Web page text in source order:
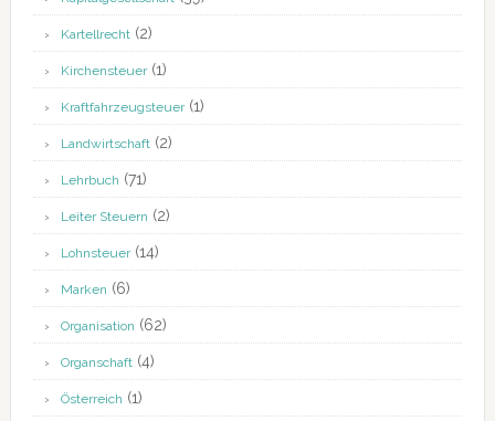
Kartellrecht(2)
Kirchensteuer(1)
Kraftfahrzeugsteuer(1)
Landwirtschaft(2)
Lehrbuch (71)
Leiter Steuern (2)
Lohnsteuer(14)
Marken (6)
Organisation (62)
Organschaft(4)
Österreich (1)